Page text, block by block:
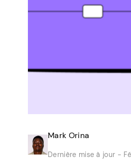
Mark Orina
Dernière mise à jour -